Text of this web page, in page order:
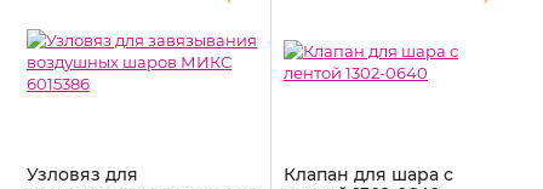
Узловяз для
Клапан для шара с